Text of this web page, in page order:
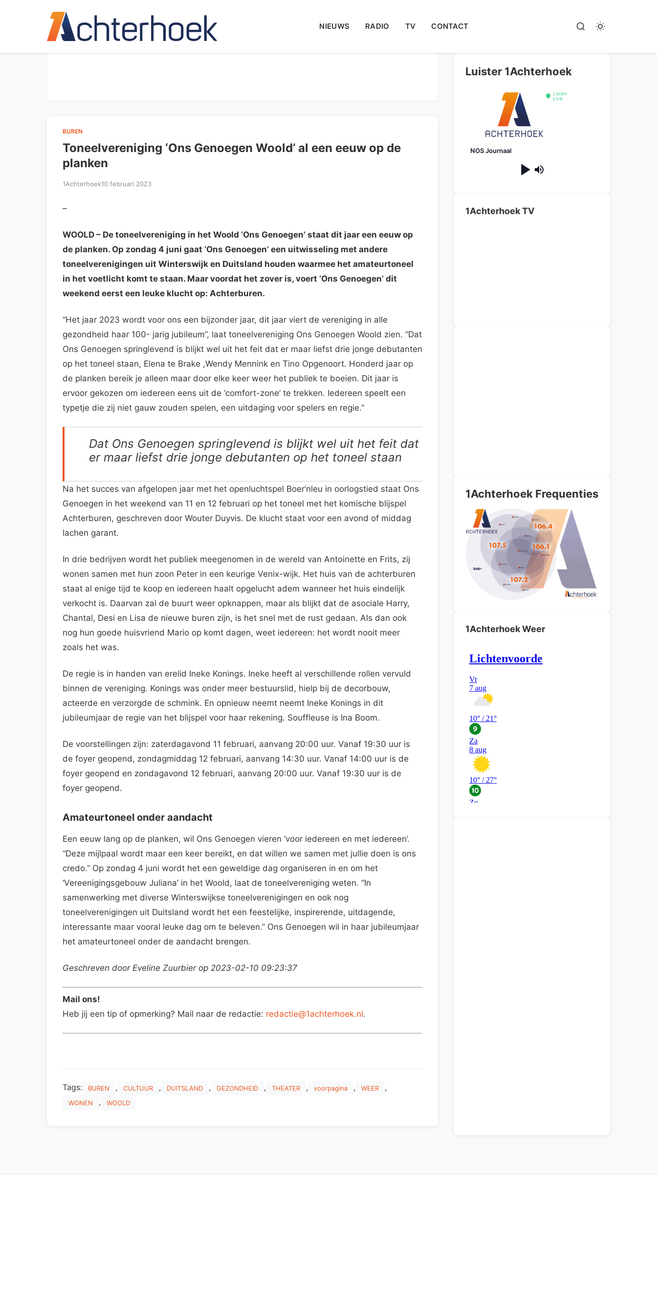
NIEUWS RADIO TV CONTACT
BUREN
Toneelvereniging ‘Ons Genoegen Woold’ al een eeuw op de
planken
1Achterhoek10 februari 2023
–
WOOLD – De toneelvereniging in het Woold ‘Ons Genoegen’ staat dit jaar een eeuw op
de planken. Op zondag 4 juni gaat ‘Ons Genoegen’ een uitwisseling met andere
toneelverenigingen uit Winterswijk en Duitsland houden waarmee het amateurtoneel
in het voetlicht komt te staan. Maar voordat het zover is, voert ‘Ons Genoegen’ dit
weekend eerst een leuke klucht op: Achterburen.
“Het jaar 2023 wordt voor ons een bijzonder jaar, dit jaar viert de vereniging in alle
gezondheid haar 100- jarig jubileum”, laat toneelvereniging Ons Genoegen Woold zien. “Dat
Ons Genoegen springlevend is blijkt wel uit het feit dat er maar liefst drie jonge debutanten
op het toneel staan, Elena te Brake ,Wendy Mennink en Tino Opgenoort. Honderd jaar op
de planken bereik je alleen maar door elke keer weer het publiek te boeien. Dit jaar is
ervoor gekozen om iedereen eens uit de ‘comfort-zone’ te trekken. Iedereen speelt een
typetje die zij niet gauw zouden spelen, een uitdaging voor spelers en regie.”
Dat Ons Genoegen springlevend is blijkt wel uit het feit dat
er maar liefst drie jonge debutanten op het toneel staan
Na het succes van afgelopen jaar met het openluchtspel Boer’nleu in oorlogstied staat Ons
Genoegen in het weekend van 11 en 12 februari op het toneel met het komische blijspel
Achterburen, geschreven door Wouter Duyvis. De klucht staat voor een avond of middag
lachen garant.
In drie bedrijven wordt het publiek meegenomen in de wereld van Antoinette en Frits, zij
wonen samen met hun zoon Peter in een keurige Venix-wijk. Het huis van de achterburen
staat al enige tijd te koop en iedereen haalt opgelucht adem wanneer het huis eindelijk
verkocht is. Daarvan zal de buurt weer opknappen, maar als blijkt dat de asociale Harry,
Chantal, Desi en Lisa de nieuwe buren zijn, is het snel met de rust gedaan. Als dan ook
nog hun goede huisvriend Mario op komt dagen, weet iedereen: het wordt nooit meer
zoals het was.
De regie is in handen van erelid Ineke Konings. Ineke heeft al verschillende rollen vervuld
binnen de vereniging. Konings was onder meer bestuurslid, hielp bij de decorbouw,
acteerde en verzorgde de schmink. En opnieuw neemt neemt Ineke Konings in dit
jubileumjaar de regie van het blijspel voor haar rekening. Souffleuse is Ina Boom.
De voorstellingen zijn: zaterdagavond 11 februari, aanvang 20:00 uur. Vanaf 19:30 uur is
de foyer geopend, zondagmiddag 12 februari, aanvang 14:30 uur. Vanaf 14:00 uur is de
foyer geopend en zondagavond 12 februari, aanvang 20:00 uur. Vanaf 19:30 uur is de
foyer geopend.
Amateurtoneel onder aandacht
Een eeuw lang op de planken, wil Ons Genoegen vieren ‘voor iedereen en met iedereen’.
“Deze mijlpaal wordt maar een keer bereikt, en dat willen we samen met jullie doen is ons
credo.” Op zondag 4 juni wordt het een geweldige dag organiseren in en om het
‘Vereenigingsgebouw Juliana’ in het Woold, laat de toneelvereniging weten. “In
samenwerking met diverse Winterswijkse toneelverenigingen en ook nog
toneelverenigingen uit Duitsland wordt het een feestelijke, inspirerende, uitdagende,
interessante maar vooral leuke dag om te beleven.” Ons Genoegen wil in haar jubileumjaar
het amateurtoneel onder de aandacht brengen.
Geschreven door Eveline Zuurbier op 2023-02-10 09:23:37
Mail ons!
Heb jij een tip of opmerking? Mail naar de redactie: redactie@1achterhoek.nl.
Tags: BUREN , CULTUUR , DUITSLAND , GEZONDHEID , THEATER , voorpagina , WEER ,
WONEN , WOOLD
Luister 1Achterhoek
Listen
Live
NOS Journaal
1Achterhoek TV
1Achterhoek Frequenties
1Achterhoek Weer